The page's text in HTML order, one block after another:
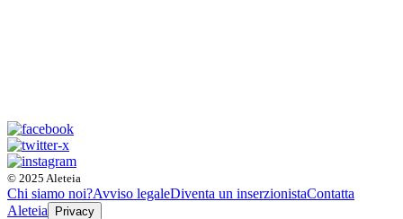
© 2025 Aleteia
Chi siamo noi?Avviso legaleDiventa un inserzionistaContatta
Aleteia
Privacy